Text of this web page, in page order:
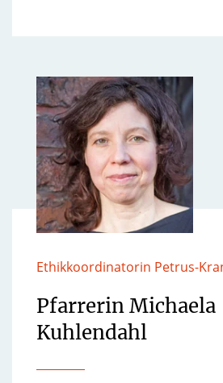
Ethikkoordinatorin Petrus-
Pfarrerin Michaela
Kuhlendahl